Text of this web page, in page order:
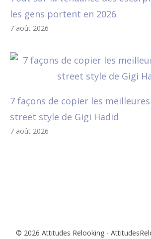
les gens portent en 2026
7 août 2026
7 façons de copier les
street style de Gigi Hadid
7 août 2026
© 2026 Attitudes Relooking -